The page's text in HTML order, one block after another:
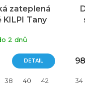
zateplená
KILPI Tany
2 dnů
DETAIL
38 40 42 46
34